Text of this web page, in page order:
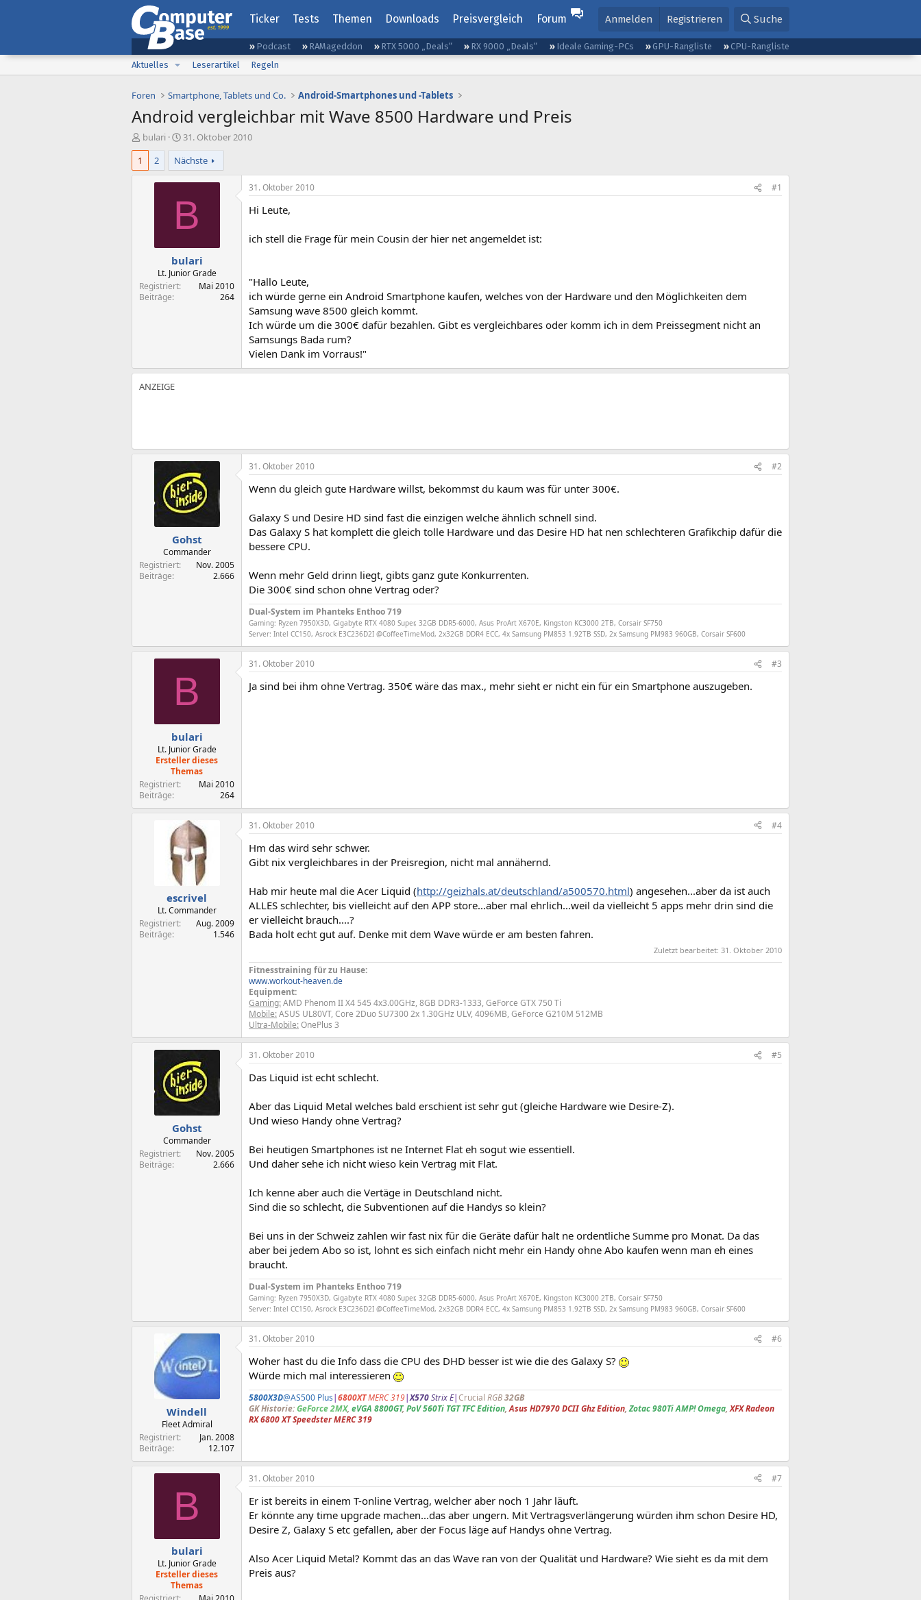
Ticker Tests Themen Downloads Preisvergleich Forum Anmelden Registrieren Suche
Podcast RAMageddon RTX 5000 „Deals“ RX 9000 „Deals“ Ideale Gaming-PCs GPU-Rangliste
CPU-Rangliste
Aktuelles
Leserartikel Regeln
Foren Smartphone, Tablets und Co. Android-Smartphones und -Tablets
Android vergleichbar mit Wave 8500 Hardware und Preis
E
r
t
bulari
E
r
s
t
e
l
t
m
31. Oktober 2010
1
2 Nächste
B
bulari
Lt. Junior Grade
Registriert
Mai 2010
Beiträge
264
31. Oktober 2010 #1
Hi Leute,
ich stell die Frage für mein Cousin der hier net angemeldet ist:
"Hallo Leute,
ich würde gerne ein Android Smartphone kaufen, welches von der Hardware und den Möglichkeiten dem
Samsung wave 8500 gleich kommt.
Ich würde um die 300€ dafür bezahlen. Gibt es vergleichbares oder komm ich in dem Preissegment nicht an
Samsungs Bada rum?
Vielen Dank im Vorraus!"
Gohst
Commander
Registriert
Nov. 2005
Beiträge
2.666
31. Oktober 2010 #2
Wenn du gleich gute Hardware willst, bekommst du kaum was für unter 300€.
Galaxy S und Desire HD sind fast die einzigen welche ähnlich schnell sind.
Das Galaxy S hat komplett die gleich tolle Hardware und das Desire HD hat nen schlechteren Grafikchip dafür die
bessere CPU.
Wenn mehr Geld drinn liegt, gibts ganz gute Konkurrenten.
Die 300€ sind schon ohne Vertrag oder?
Dual-System im Phanteks Enthoo 719
Gaming: Ryzen 7950X3D, Gigabyte RTX 4080 Super, 32GB DDR5-6000, Asus ProArt X670E, Kingston KC3000 2TB, Corsair SF750
Server: Intel CC150, Asrock E3C236D2I @CoffeeTimeMod, 2x32GB DDR4 ECC, 4x Samsung PM853 1.92TB SSD, 2x Samsung PM983 960GB, Corsair SF600
B
bulari
Lt. Junior Grade
Ersteller dieses
Themas
Registriert
Mai 2010
Beiträge
264
31. Oktober 2010 #3
Ja sind bei ihm ohne Vertrag. 350€ wäre das max., mehr sieht er nicht ein für ein Smartphone auszugeben.
escrivel
Lt. Commander
Registriert
Aug. 2009
Beiträge
1.546
31. Oktober 2010 #4
Hm das wird sehr schwer.
Gibt nix vergleichbares in der Preisregion, nicht mal annähernd.
Hab mir heute mal die Acer Liquid (http://geizhals.at/deutschland/a500570.html) angesehen...aber da ist auch
ALLES schlechter, bis vielleicht auf den APP store...aber mal ehrlich...weil da vielleicht 5 apps mehr drin sind die
er vielleicht brauch....?
Bada holt echt gut auf. Denke mit dem Wave würde er am besten fahren.
Zuletzt bearbeitet: 31. Oktober 2010
Fitnesstraining für zu Hause:
www.workout-heaven.de
Equipment:
Gaming:AMD Phenom II X4 545 4x3.00GHz, 8GB DDR3-1333, GeForce GTX 750 Ti
Mobile:ASUS UL80VT, Core 2Duo SU7300 2x 1.30GHz ULV, 4096MB, GeForce G210M 512MB
Ultra-Mobile:OnePlus 3
Gohst
Commander
Registriert
Nov. 2005
Beiträge
2.666
31. Oktober 2010 #5
Das Liquid ist echt schlecht.
Aber das Liquid Metal welches bald erschient ist sehr gut (gleiche Hardware wie Desire-Z).
Und wieso Handy ohne Vertrag?
Bei heutigen Smartphones ist ne Internet Flat eh sogut wie essentiell.
Und daher sehe ich nicht wieso kein Vertrag mit Flat.
Ich kenne aber auch die Vertäge in Deutschland nicht.
Sind die so schlecht, die Subventionen auf die Handys so klein?
Bei uns in der Schweiz zahlen wir fast nix für die Geräte dafür halt ne ordentliche Summe pro Monat. Da das
aber bei jedem Abo so ist, lohnt es sich einfach nicht mehr ein Handy ohne Abo kaufen wenn man eh eines
braucht.
Dual-System im Phanteks Enthoo 719
Gaming: Ryzen 7950X3D, Gigabyte RTX 4080 Super, 32GB DDR5-6000, Asus ProArt X670E, Kingston KC3000 2TB, Corsair SF750
Server: Intel CC150, Asrock E3C236D2I @CoffeeTimeMod, 2x32GB DDR4 ECC, 4x Samsung PM853 1.92TB SSD, 2x Samsung PM983 960GB, Corsair SF600
Windell
Fleet Admiral
Registriert
Jan. 2008
Beiträge
12.107
31. Oktober 2010 #6
Woher hast du die Info dass die CPU des DHD besser ist wie die des Galaxy S?
Würde mich mal interessieren
5800X3D@AS500 Plus|6800XTMERC 319|X570Strix E|Crucial RGB32GB
GK Historie:GeForce 2MX, eVGA 8800GT, PoV 560Ti TGT TFC Edition,Asus HD7970 DCII Ghz Edition,Zotac 980Ti AMP! Omega,XFX Radeon
RX 6800 XT Speedster MERC 319
B
bulari
Lt. Junior Grade
Ersteller dieses
Themas
31. Oktober 2010 #7
Er ist bereits in einem T-online Vertrag, welcher aber noch 1 Jahr läuft.
Er könnte any time upgrade machen...das aber ungern. Mit Vertragsverlängerung würden ihm schon Desire HD,
Desire Z, Galaxy S etc gefallen, aber der Focus läge auf Handys ohne Vertrag.
Also Acer Liquid Metal? Kommt das an das Wave ran von der Qualität und Hardware? Wie sieht es da mit dem
Preis aus?